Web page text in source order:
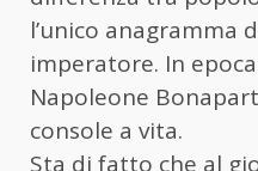
l’unico anagramma
imperatore. In
Napoleone
console a vita.
Sta di fatto che al